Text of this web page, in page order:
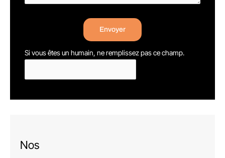
Envoyer
Si vous êtes un humain, ne remplissez pas ce champ.
Nos